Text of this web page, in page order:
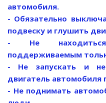
автомобиля.
- Обязательно
подвеску и глушить
- Не
поддерживаемым
- Не запускать и
двигатель
- Не поднимать